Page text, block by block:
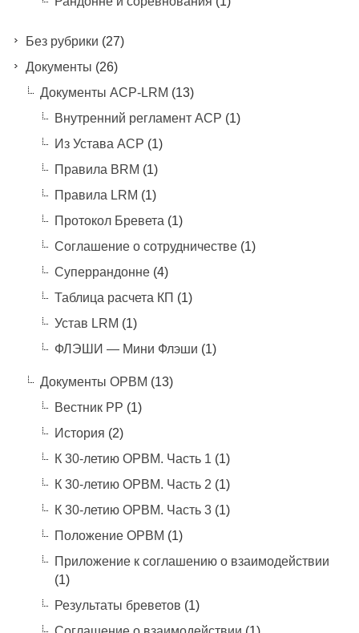
Без рубрики (27)
Документы (26)
Документы ACP-LRM (13)
Внутренний регламент АСР (1)
Из Устава АСР (1)
Правила BRM (1)
Правила LRM (1)
Протокол Бревета (1)
Соглашение о сотрудничестве(1)
Суперрандонне(4)
Таблица расчета КП (1)
Устав LRM (1)
ФЛЭШИ — Мини Флэши (1)
Документы ОРВМ (13)
Вестник РР (1)
История (2)
К 30-летию ОРВМ. Часть 1 (1)
К 30-летию ОРВМ. Часть 2 (1)
К 30-летию ОРВМ. Часть 3(1)
Положение ОРВМ (1)
Приложение к соглашению о взаимодействии
(1)
Результаты бреветов (1)